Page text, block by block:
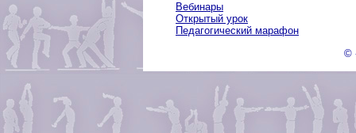
Вебинары
Открытый урок
Педагогический марафон
©